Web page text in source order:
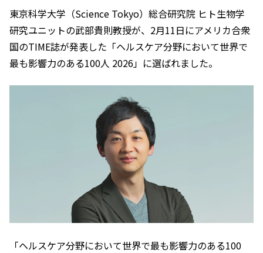
東京科学大学（Science Tokyo）総合研究院 ヒト生物学
研究ユニットの武部貴則教授が、2月11日にアメリカ合衆
国のTIME誌が発表した「ヘルスケア分野において世界で
最も影響力のある100人 2026」に選ばれました。
「ヘルスケア分野において世界で最も影響力のある100